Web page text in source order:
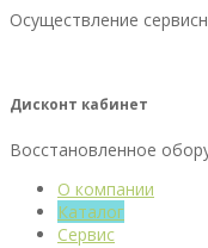
Осуществление
Дисконт кабинет
Восстановленное
О компании
Каталог
Сервис